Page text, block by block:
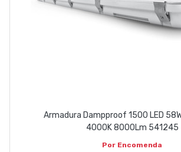
Armadura Dampproof 1500 LED
4000K 8000Lm 541245
Por Encomenda